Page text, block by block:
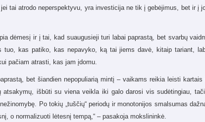
tai atrodo neperspektyvu, yra investicija ne tik į gebėjimus, bet ir į
dėmesį ir į tai, kad suaugusieji turi labai paprastą, bet svarbų
tuo, kas patiko, kas nepavyko, ką tai jiems davė, kitaip tariant,
pačiam atrasti, kas jam įdomu.
bet šiandien nepopuliarią mintį – vaikams reikia leisti
atsakymų, išbūti su viena veikla iki galo darosi vis sudėtingiau,
Po tokių „tuščių“ periodų ir monotonijos smalsumas
o normalizuoti lėtesnį tempą,“ – pasakoja mokslininkė.